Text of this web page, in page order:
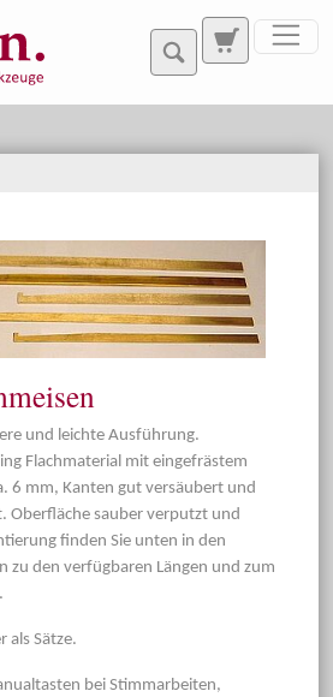
und leichte Ausführung.
Flachmaterial mit eingefrästem
6 mm, Kanten gut versäubert und
Oberfläche sauber verputzt und
finden Sie unten in den
zu den verfügbaren Längen und zum
als Sätze.
bei Stimmarbeiten,